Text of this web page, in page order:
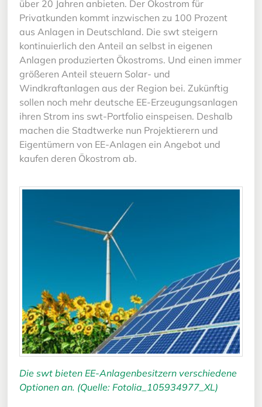
über 20 Jahren anbieten. Der Ökostrom für
Privatkunden kommt inzwischen zu 100 Prozent
aus Anlagen in Deutschland. Die swt steigern
kontinuierlich den Anteil an selbst in eigenen
Anlagen produzierten Ökostroms. Und einen immer
größeren Anteil steuern Solar- und
Windkraftanlagen aus der Region bei. Zukünftig
sollen noch mehr deutsche EE-Erzeugungsanlagen
ihren Strom ins swt-Portfolio einspeisen. Deshalb
machen die Stadtwerke nun Projektierern und
Eigentümern von EE-Anlagen ein Angebot und
kaufen deren Ökostrom ab.
Die swt bieten EE-Anlagenbesitzern verschiedene
Optionen an. (Quelle: Fotolia_105934977_XL)